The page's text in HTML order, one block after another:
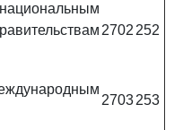
2702 252
2703253